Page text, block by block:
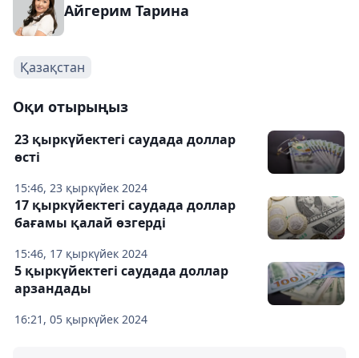
Айгерим Тарина
Қазақстан
Оқи отырыңыз
15:46, 23 қыркүйек 2024
23 қыркүйектегі саудада доллар
өсті
15:46, 17 қыркүйек 2024
17 қыркүйектегі саудада доллар
бағамы қалай өзгерді
16:21, 05 қыркүйек 2024
5 қыркүйектегі саудада доллар
арзандады